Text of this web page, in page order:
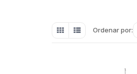
Ordenar por: